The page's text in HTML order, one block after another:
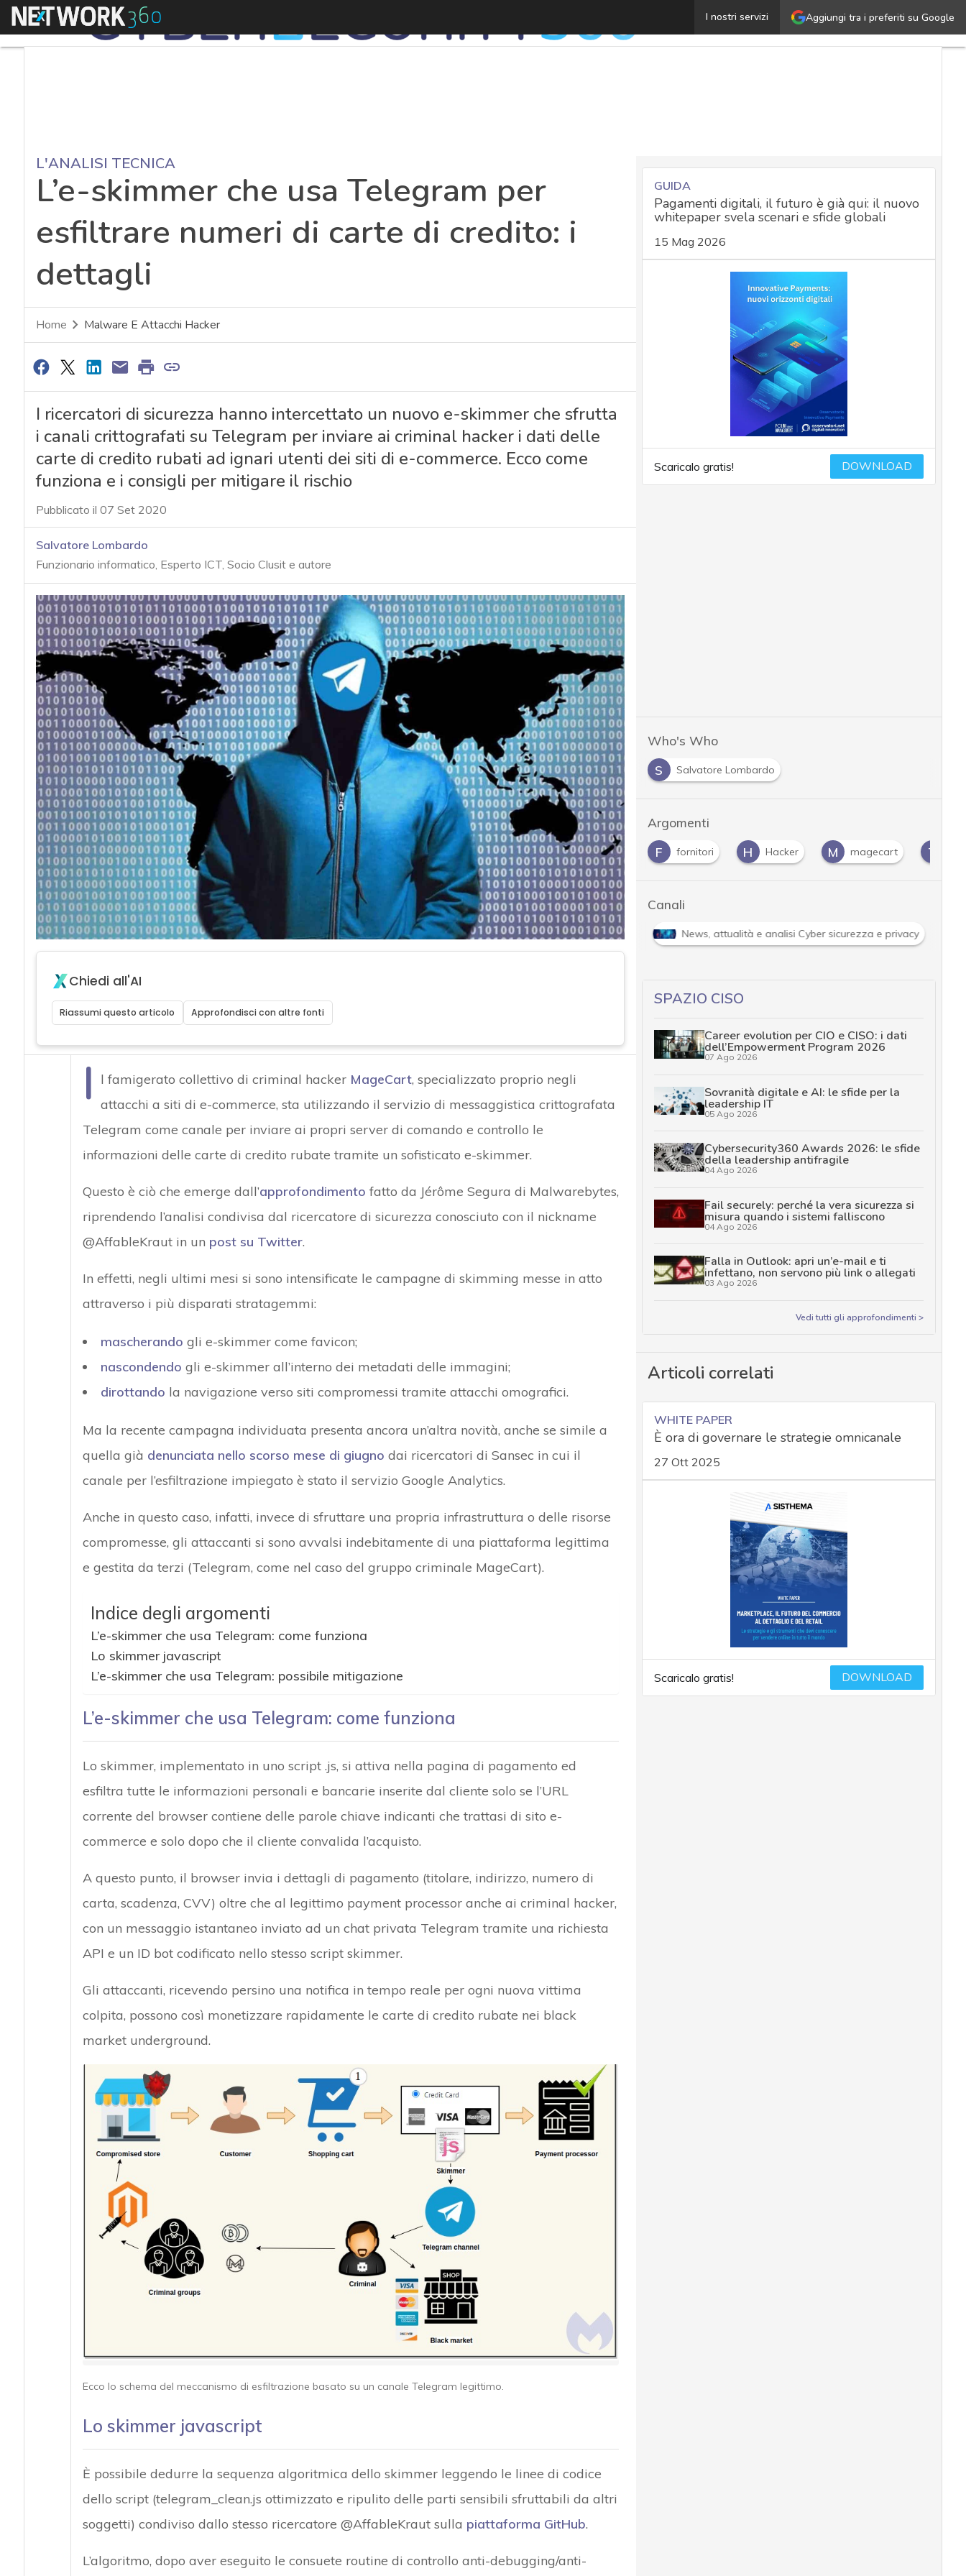
Aggiungi tra i preferiti su Google
I nostri servizi
Menu L’e-skimmer che usa Telegram per esfiltrare numeri
L'ANALISI TECNICA
L’e-skimmer che usa Telegram per
esfiltrare numeri di carte di credito: i
dettagli
Home Malware E Attacchi Hacker
I ricercatori di sicurezza hanno intercettato un nuovo e-skimmer che sfrutta
i canali crittografati su Telegram per inviare ai criminal hacker i dati delle
carte di credito rubati ad ignari utenti dei siti di e-commerce. Ecco come
funziona e i consigli per mitigare il rischio
Pubblicato il 07 Set 2020
Salvatore Lombardo
Funzionario informatico, Esperto ICT, Socio Clusit e autore
Chiedi all'AI
Riassumi questo articolo Approfondisci con altre fonti
I l famigerato collettivo di criminal hacker MageCart, specializzato proprio negli
attacchi a siti di e-commerce, sta utilizzando il servizio di messaggistica crittografata
Telegram come canale per inviare ai propri server di comando e controllo le
informazioni delle carte di credito rubate tramite un sofisticato e-skimmer.
Questo è ciò che emerge dall’approfondimento fatto da Jérôme Segura di Malwarebytes,
riprendendo l’analisi condivisa dal ricercatore di sicurezza conosciuto con il nickname
@AffableKraut in un post su Twitter.
In effetti, negli ultimi mesi si sono intensificate le campagne di skimming messe in atto
attraverso i più disparati stratagemmi:
mascherando gli e-skimmer come favicon;
nascondendo gli e-skimmer all’interno dei metadati delle immagini;
dirottando la navigazione verso siti compromessi tramite attacchi omografici.
Ma la recente campagna individuata presenta ancora un’altra novità, anche se simile a
quella già denunciata nello scorso mese di giugno dai ricercatori di Sansec in cui il
canale per l’esfiltrazione impiegato è stato il servizio Google Analytics.
Anche in questo caso, infatti, invece di sfruttare una propria infrastruttura o delle risorse
compromesse, gli attaccanti si sono avvalsi indebitamente di una piattaforma legittima
e gestita da terzi (Telegram, come nel caso del gruppo criminale MageCart).
Indice degli argomenti
L’e-skimmer che usa Telegram: come funziona
Lo skimmer javascript
L’e-skimmer che usa Telegram: possibile mitigazione
L’e-skimmer che usa Telegram: come funziona
Lo skimmer, implementato in uno script .js, si attiva nella pagina di pagamento ed
esfiltra tutte le informazioni personali e bancarie inserite dal cliente solo se l’URL
corrente del browser contiene delle parole chiave indicanti che trattasi di sito e-
commerce e solo dopo che il cliente convalida l’acquisto.
A questo punto, il browser invia i dettagli di pagamento (titolare, indirizzo, numero di
carta, scadenza, CVV) oltre che al legittimo payment processor anche ai criminal hacker,
con un messaggio istantaneo inviato ad un chat privata Telegram tramite una richiesta
API e un ID bot codificato nello stesso script skimmer.
Gli attaccanti, ricevendo persino una notifica in tempo reale per ogni nuova vittima
colpita, possono così monetizzare rapidamente le carte di credito rubate nei black
market underground.
Ecco lo schema del meccanismo di esfiltrazione basato su un canale Telegram legittimo.
Lo skimmer javascript
È possibile dedurre la sequenza algoritmica dello skimmer leggendo le linee di codice
dello script (telegram_clean.js ottimizzato e ripulito delle parti sensibili sfruttabili da altri
soggetti) condiviso dallo stesso ricercatore @AffableKraut sulla piattaforma GitHub.
L’algoritmo, dopo aver eseguito le consuete routine di controllo anti-debugging/anti-
GUIDA
Pagamenti digitali, il futuro è già qui: il nuovo
whitepaper svela scenari e sfide globali
15 Mag 2026
Scaricalo gratis! DOWNLOAD
Who's Who
S
Salvatore Lombardo
Argomenti
A
antivirus F fornitori H Hacker M magecart T
Canali
Attacchi hacker e Malware: le ultime news in tempo reale e gli approfondimenti News, attualità e analisi Cyber sicurezza e privacy
SPAZIO CISO
Career evolution per CIO e CISO: i dati
dell’Empowerment Program 2026
07 Ago 2026
Sovranità digitale e AI: le sfide per la
leadership IT
05 Ago 2026
Cybersecurity360 Awards 2026: le sfide
della leadership antifragile
04 Ago 2026
Fail securely: perché la vera sicurezza si
misura quando i sistemi falliscono
04 Ago 2026
Falla in Outlook: apri un’e-mail e ti
infettano, non servono più link o allegati
03 Ago 2026
Vedi tutti gli approfondimenti >
Articoli correlati
WHITE PAPER
È ora di governare le strategie omnicanale
27 Ott 2025
Scaricalo gratis! DOWNLOAD